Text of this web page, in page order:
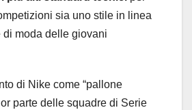
sia uno stile in linea
di moda delle giovani
di Nike come “pallone
parte delle squadre di Serie